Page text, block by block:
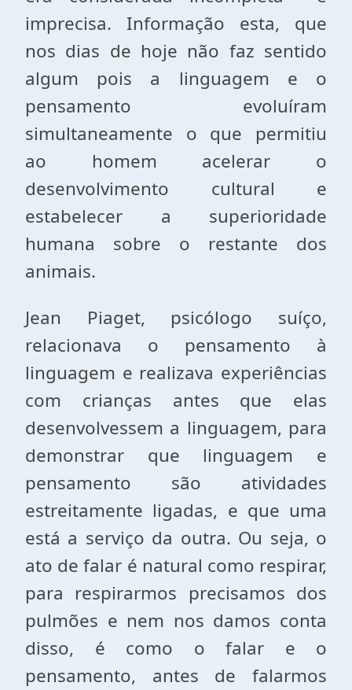
imprecisa. Informação esta, que
nos dias de hoje não faz sentido
algum pois a linguagem e o
pensamento evoluíram
simultaneamente o que permitiu
ao homem acelerar o
desenvolvimento cultural e
estabelecer a superioridade
humana sobre o restante dos
animais.
Jean Piaget, psicólogo suíço,
relacionava o pensamento à
linguagem e realizava experiências
com crianças antes que elas
desenvolvessem a linguagem, para
demonstrar que linguagem e
pensamento são atividades
estreitamente ligadas, e que uma
está a serviço da outra. Ou seja, o
ato de falar é natural como respirar,
para respirarmos precisamos dos
pulmões e nem nos damos conta
disso, é como o falar e o
pensamento, antes de falarmos